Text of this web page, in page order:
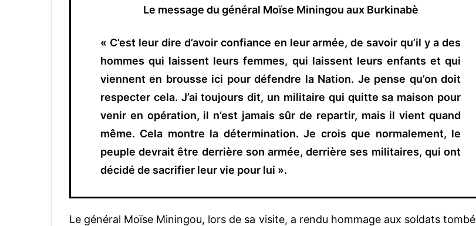
Le message du général Moïse Miningou aux Burkinabè
« C’est leur dire d’avoir confiance en leur armée, de savoir qu’il y a des
hommes qui laissent leurs femmes, qui laissent leurs enfants et qui
viennent en brousse ici pour défendre la Nation. Je pense qu’on doit
respecter cela. J’ai toujours dit, un militaire qui quitte sa maison pour
venir en opération, il n’est jamais sûr de repartir, mais il vient quand
même. Cela montre la détermination. Je crois que normalement, le
peuple devrait être derrière son armée, derrière ses militaires, qui ont
décidé de sacrifier leur vie pour lui ».
Le général Moïse Miningou, lors de sa visite, a rendu hommage aux soldats